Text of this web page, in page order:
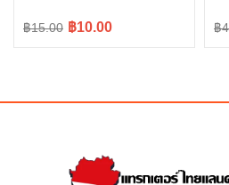
฿15.00
Original฿10.00
Current
฿